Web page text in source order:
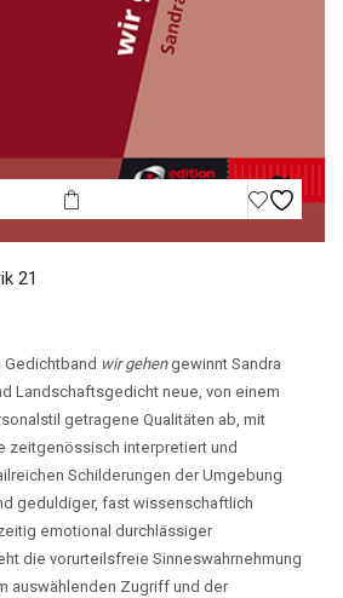
21
Gedichtband wir gehengewinnt Sandra
Landschaftsgedicht neue, von einem
getragene Qualitäten ab, mit
zeitgenössisch interpretiert und
Schilderungen der Umgebung
geduldiger, fast wissenschaftlich
emotional durchlässiger
die vorurteilsfreie Sinneswahrnehmung
auswählenden Zugriff und der